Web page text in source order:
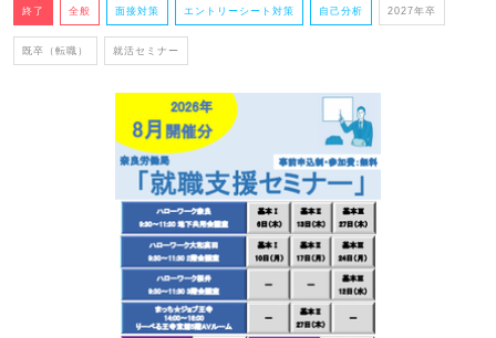
終了 全般 面接対策 エントリーシート対策 自己分析 2027年卒
既卒（転職） 就活セミナー